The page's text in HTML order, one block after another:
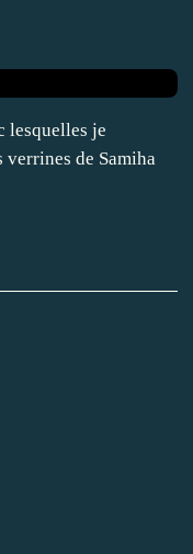
lesquelles je
de Samiha